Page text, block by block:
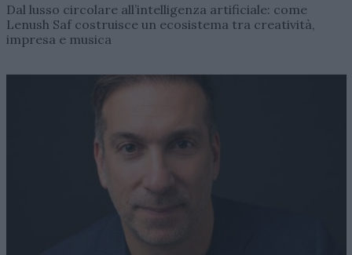
Dal lusso circolare all’intelligenza artificiale: come
Lenush Saf costruisce un ecosistema tra creatività,
impresa e musica